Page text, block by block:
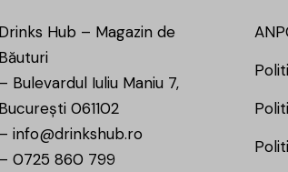
Drinks Hub – Magazin de
Băuturi
– Bulevardul Iuliu Maniu 7,
București 061102
– info@drinkshub.ro
– 0725 860 799